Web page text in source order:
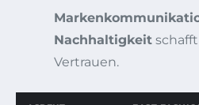
Nachhaltigkeit
Vertrauen.